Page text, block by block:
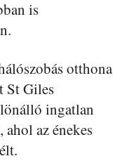
is
otthona
St Giles
ingatlan
az énekes